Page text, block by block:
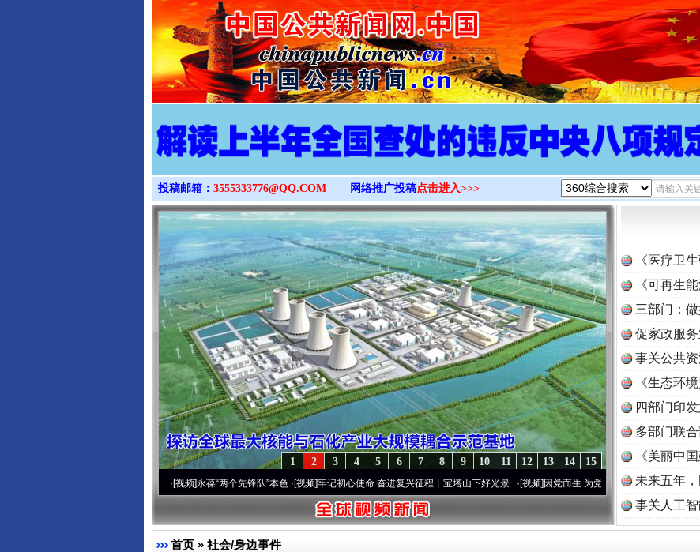
>
投稿邮箱： 3555333776@QQ.COM 网络推广投稿点击进入>>>
15
14
13
12
11
10
9
8
7
6
5
4
3
2
1
永葆“两个先锋队”本色·[视频]牢记初心使命 奋进复兴征程丨宝塔山下好光景..·[视频]因党而生 为党而战——百年“纪”事⑧加强纪律..·[视
《医疗卫
《可再生
三部门：
促家政服
事关公共
《生态环
读
四部门印
多部门联
《美丽中
未来五年
事关人工
首页 » 社会/身边事件